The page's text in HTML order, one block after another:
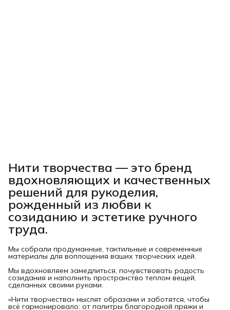
Нити творчества — это бренд
вдохновляющих и качественных
решений для рукоделия,
рожденный из любви к
созиданию и эстетике ручного
труда.
Мы собрали продуманные, тактильные и современные
материалы для воплощения ваших творческих идей.
Мы вдохновляем замедлиться, почувствовать радость
созидания и наполнить пространство теплом вещей,
сделанных своими руками.
«Нити творчества» мыслят образами и заботятся, чтобы
всё гармонировало: от палитры благородной пряжи и